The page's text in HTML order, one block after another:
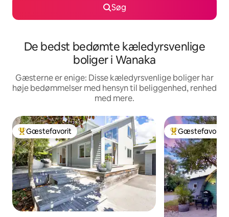
Søg
De bedst bedømte kæledyrsvenlige
boliger i Wanaka
Gæsterne er enige: Disse kæledyrsvenlige boliger har
høje bedømmelser med hensyn til beliggenhed, renhed
med mere.
Bedste gæstefavorit
Gæstefavorit Bedste
Gæstefavorit